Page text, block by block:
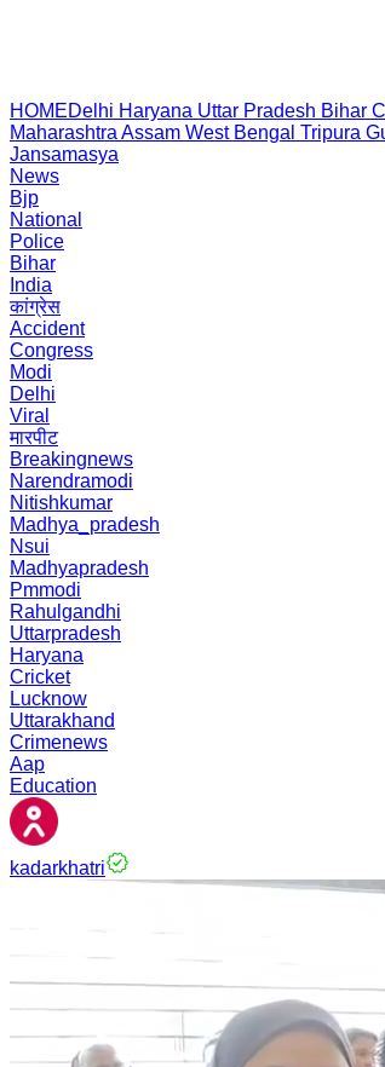
HOMEDelhi Haryana Uttar Pradesh Bihar
Maharashtra Assam West Bengal Tripura
Jansamasya
News
Bjp
National
Police
Bihar
India
कांग्रेस
Accident
Congress
Modi
Delhi
Viral
मारपीट
Breakingnews
Narendramodi
Nitishkumar
Madhya_pradesh
Nsui
Madhyapradesh
Pmmodi
Rahulgandhi
Uttarpradesh
Haryana
Cricket
Lucknow
Uttarakhand
Crimenews
Aap
Education
kadarkhatri